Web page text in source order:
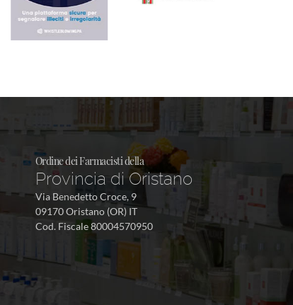
Ordine dei Farmacisti della
Provincia di Oristano
Via Benedetto Croce, 9
09170 Oristano (OR) IT
Cod. Fiscale 80004570950